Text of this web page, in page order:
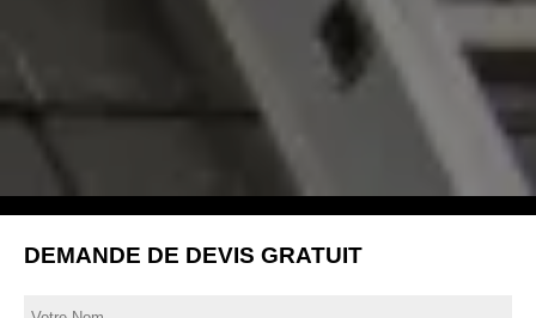
DEMANDE DE DEVIS GRATUIT